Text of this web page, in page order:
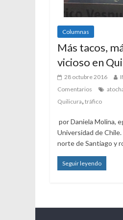
Columnas
Más tacos,
vicioso en
28 octubre 2016
Comentarios
Quilicura, tráfico
por Daniela Molina,
Universidad de
norte de Santiago y
Seguir leyendo